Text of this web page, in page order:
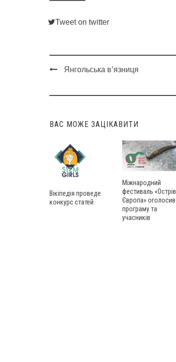
Tweet on twitter
navigation
Янгольська в’язниця
ВАС МОЖЕ ЗАЦІКАВИТИ
Вікіпедія проведе
конкурс статей
Міжнародний
фестиваль «Острів
Європа» оголосив
програму та
учасників